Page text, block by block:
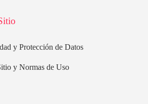
y Protección de Datos
y Normas de Uso